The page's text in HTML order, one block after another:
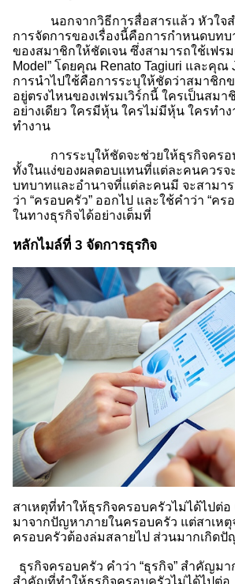
นอกจากวิธีการสื่อสารแล้ว หัวใ
การจัดการของเรื่องนี้คือการกำหนดบท
ของสมาชิกให้ชัดเจน ซึ่งสามารถใช้เฟรม
Model” โดยคุณ Renato Tagiuri และคุณ
การนำไปใช้คือการระบุให้ชัดว่าสมาชิก
อยู่ตรงไหนของเฟรมเวิร์กนี้ ใครเป็นสมา
อย่างเดียว ใครมีหุ้น ใครไม่มีหุ้น ใครทำ
ทำงาน
การระบุให้ชัดจะช่วยให้ธุรกิจคร
ทั้งในแง่ของผลตอบแทนที่แต่ละคนควรจ
บทบาทและอำนาจที่แต่ละคนมี จะสามา
ว่า “ครอบครัว” ออกไป และใช้คำว่า “คร
ในทางธุรกิจได้อย่างเต็มที่
หลักไมล์ที่ 3 จัดการธุรกิจ
สาเหตุที่ทำให้ธุรกิจครอบครัวไม่ได้ไปต่อ
มาจากปัญหาภายในครอบครัว แต่สาเหตุ
ครอบครัวต้องล่มสลายไป ส่วนมากเกิดปั
ธุรกิจครอบครัว คำว่า “ธุรกิจ” สำคัญมา
สำคัญที่ทำให้ธุรกิจครอบครัวไม่ได้ไปต่อ